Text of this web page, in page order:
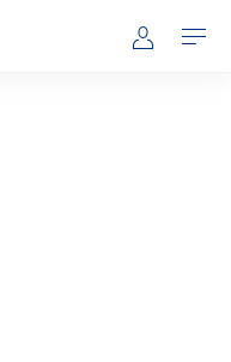
Mijn NS
Openen